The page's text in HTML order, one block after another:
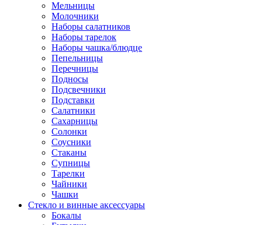
Мельницы
Молочники
Наборы салатников
Наборы тарелок
Наборы чашка/блюдце
Пепельницы
Перечницы
Подносы
Подсвечники
Подставки
Салатники
Сахарницы
Солонки
Соусники
Стаканы
Супницы
Тарелки
Чайники
Чашки
Стекло и винные аксессуары
Бокалы